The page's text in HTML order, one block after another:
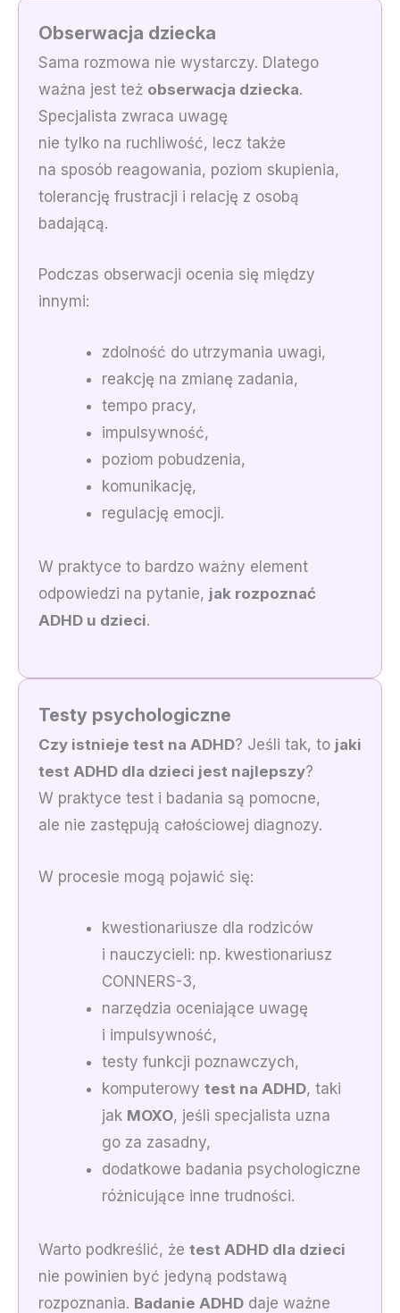
Obserwacja dziecka
Sama rozmowa nie wystarczy. Dlatego
ważna jest też obserwacja dziecka.
Specjalista zwraca uwagę
nie tylko na ruchliwość, lecz także
na sposób reagowania, poziom skupienia,
tolerancję frustracji i relację z osobą
badającą.
Podczas obserwacji ocenia się między
innymi:
zdolność do utrzymania uwagi,
reakcję na zmianę zadania,
tempo pracy,
impulsywność,
poziom pobudzenia,
komunikację,
regulację emocji.
W praktyce to bardzo ważny element
odpowiedzi na pytanie, jak rozpoznać
ADHD u dzieci.
Testy psychologiczne
Czy istnieje test na ADHD? Jeśli tak, to jaki
test ADHD dla dzieci jest najlepszy?
W praktyce test i badania są pomocne,
ale nie zastępują całościowej diagnozy.
W procesie mogą pojawić się:
kwestionariusze dla rodziców
i nauczycieli: np. kwestionariusz
CONNERS-3,
narzędzia oceniające uwagę
i impulsywność,
testy funkcji poznawczych,
komputerowy test na ADHD, taki
jak MOXO, jeśli specjalista uzna
go za zasadny,
dodatkowe badania psychologiczne
różnicujące inne trudności.
Warto podkreślić, że test ADHD dla dzieci
nie powinien być jedyną podstawą
rozpoznania. Badanie ADHD daje ważne